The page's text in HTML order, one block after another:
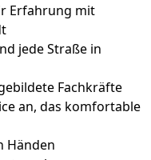
Erfahrung mit
jede Straße in
Fachkräfte
an, das komfortable
Händen